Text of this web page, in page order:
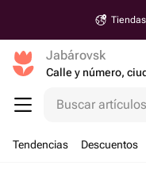
Jabárovsk
Calle y número,
Buscar
Tendencias Descuentos